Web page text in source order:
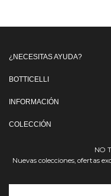
¿NECESITAS AYUDA?
BOTTICELLI
INFORMACIÓN
COLECCIÓN
NO
Nuevas colecciones, ofertas